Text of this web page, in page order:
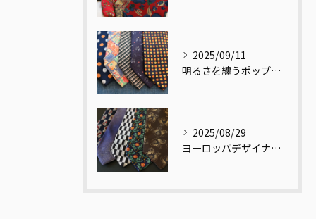
2025/09/11
明るさを纏うポップ柄ネクタイ
2025/08/29
ヨーロッパデザイナーの視点で再解釈された和柄ネクタイ